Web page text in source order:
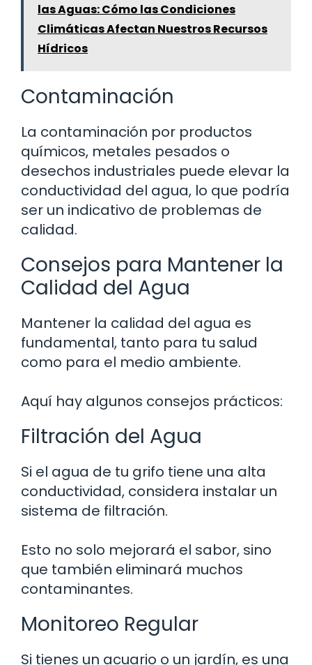
las Aguas: Cómo las Condiciones
Climáticas Afectan Nuestros Recursos
Hídricos
Contaminación
La contaminación por productos
químicos, metales pesados o
desechos industriales puede elevar la
conductividad del agua, lo que podría
ser un indicativo de problemas de
calidad.
Consejos para Mantener la
Calidad del Agua
Mantener la calidad del agua es
fundamental, tanto para tu salud
como para el medio ambiente.
Aquí hay algunos consejos prácticos:
Filtración del Agua
Si el agua de tu grifo tiene una alta
conductividad, considera instalar un
sistema de filtración.
Esto no solo mejorará el sabor, sino
que también eliminará muchos
contaminantes.
Monitoreo Regular
Si tienes un acuario o un jardín, es una